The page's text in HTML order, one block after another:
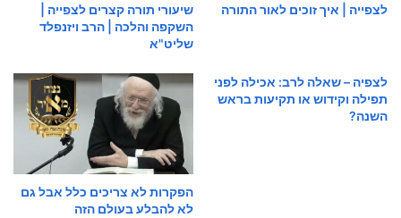
לצפייה | איך זוכים לאור התורה
שיעורי תורה קצרים לצפייה |
השקפה והלכה | הרב ויזנפלד
שליט"א
לצפיה – שאלה לרב: אכילה לפני
תפילה וקידוש או תקיעות בראש
השנה?
הפקרות לא צריכים כלל אבל גם
לא להבלע בעולם הזה